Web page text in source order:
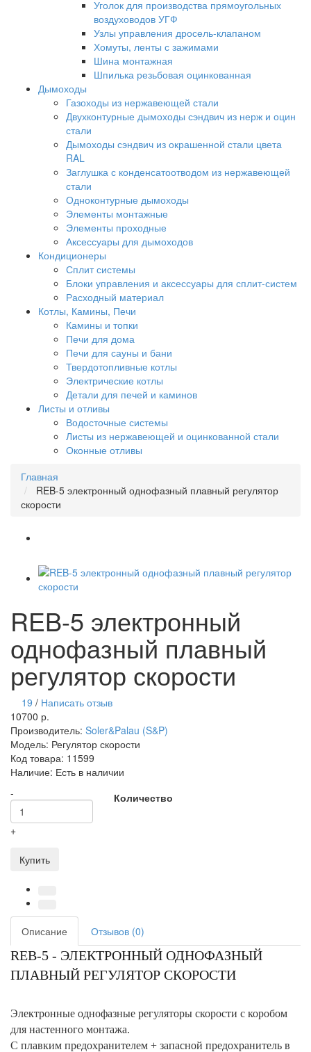
Уголок для производства прямоугольных
воздуховодов УГФ
Узлы управления дросель-клапаном
Хомуты, ленты с зажимами
Шина монтажная
Шпилька резьбовая оцинкованная
Дымоходы
Газоходы из нержавеющей стали
Двухконтурные дымоходы сэндвич из нерж и оцин
стали
Дымоходы сэндвич из окрашенной стали цвета
RAL
Заглушка с конденсатоотводом из нержавеющей
стали
Одноконтурные дымоходы
Элементы монтажные
Элементы проходные
Аксессуары для дымоходов
Кондиционеры
Сплит системы
Блоки управления и аксессуары для сплит-систем
Расходный материал
Котлы, Камины, Печи
Камины и топки
Печи для дома
Печи для сауны и бани
Твердотопливные котлы
Электрические котлы
Детали для печей и каминов
Листы и отливы
Водосточные системы
Листы из нержавеющей и оцинкованной стали
Оконные отливы
Главная
REB-5 электронный однофазный плавный регулятор
скорости
REB-5 электронный
однофазный плавный
регулятор скорости
19 / Написать отзыв
10700 р.
Производитель: Soler&Palau (S&P)
Модель: Регулятор скорости
Код товара: 11599
Наличие: Есть в наличии
Количество
-
+
Купить
Описание Отзывов (0)
REB-5 - ЭЛЕКТРОННЫЙ ОДНОФАЗНЫЙ
ПЛАВНЫЙ РЕГУЛЯТОР СКОРОСТИ
Электронные однофазные регуляторы скорости с коробом
для настенного монтажа.
С плавким предохранителем + запасной предохранитель в